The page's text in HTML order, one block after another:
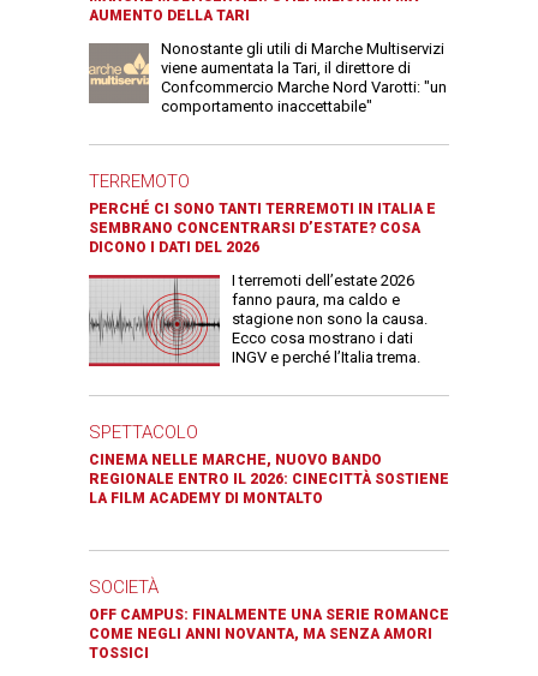
AUMENTO DELLA TARI
Nonostante gli utili di Marche Multiservizi
viene aumentata la Tari, il direttore di
Confcommercio Marche Nord Varotti: "un
comportamento inaccettabile"
TERREMOTO
PERCHÉ CI SONO TANTI TERREMOTI IN ITALIA E
SEMBRANO CONCENTRARSI D’ESTATE? COSA
DICONO I DATI DEL 2026
I terremoti dell’estate 2026
fanno paura, ma caldo e
stagione non sono la causa.
Ecco cosa mostrano i dati
INGV e perché l’Italia trema.
SPETTACOLO
CINEMA NELLE MARCHE, NUOVO BANDO
REGIONALE ENTRO IL 2026: CINECITTÀ SOSTIENE
LA FILM ACADEMY DI MONTALTO
SOCIETÀ
OFF CAMPUS: FINALMENTE UNA SERIE ROMANCE
COME NEGLI ANNI NOVANTA, MA SENZA AMORI
TOSSICI